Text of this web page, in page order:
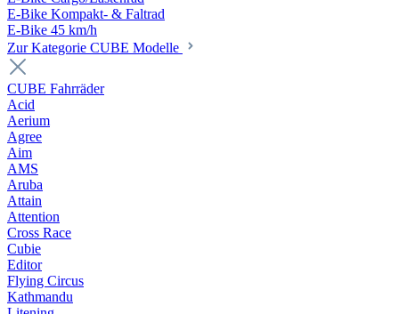
E-Bike Kompakt- & Faltrad
E-Bike 45 km/h
Zur Kategorie CUBE Modelle
CUBE Fahrräder
Acid
Aerium
Agree
Aim
AMS
Aruba
Attain
Attention
Cross Race
Cubie
Editor
Flying Circus
Kathmandu